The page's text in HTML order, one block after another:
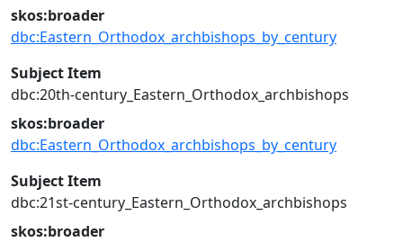
skos:broader
dbc:Eastern_Orthodox_archbishops_by_century
Subject Item
dbc:20th-century_Eastern_Orthodox_archbishops
skos:broader
dbc:Eastern_Orthodox_archbishops_by_century
Subject Item
dbc:21st-century_Eastern_Orthodox_archbishops
skos:broader